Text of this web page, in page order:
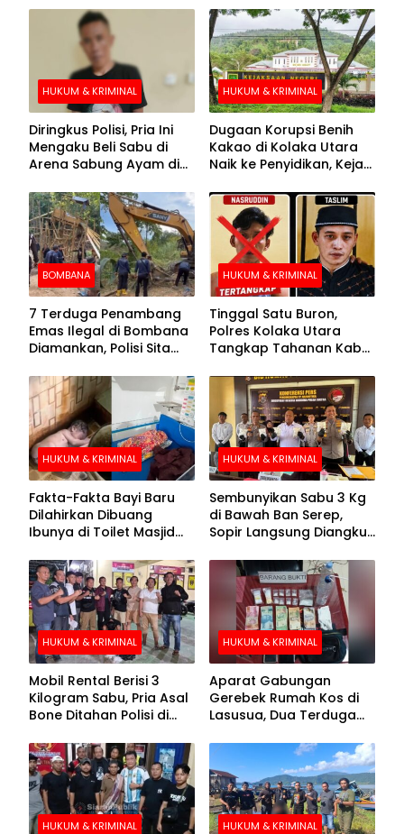
HUKUM & KRIMINAL
Diringkus Polisi, Pria Ini
Mengaku Beli Sabu di
Arena Sabung Ayam di
HUKUM & KRIMINAL
Dugaan Korupsi Benih
Kakao di Kolaka Utara
Naik ke Penyidikan, Kejari
BOMBANA
7 Terduga Penambang
Emas Ilegal di Bombana
Diamankan, Polisi Sita
Crusher
HUKUM & KRIMINAL
Tinggal Satu Buron,
Polres Kolaka Utara
Tangkap Tahanan Kabur
Pengejaran
HUKUM & KRIMINAL
Fakta-Fakta Bayi Baru
Dilahirkan Dibuang
Ibunya di Toilet Masjid
HUKUM & KRIMINAL
Sembunyikan Sabu 3 Kg
di Bawah Ban Serep,
Sopir Langsung Diangkut
HUKUM & KRIMINAL
Mobil Rental Berisi 3
Kilogram Sabu, Pria Asal
Bone Ditahan Polisi di
HUKUM & KRIMINAL
Aparat Gabungan
Gerebek Rumah Kos di
Lasusua, Dua Terduga
HUKUM & KRIMINAL HUKUM & KRIMINAL